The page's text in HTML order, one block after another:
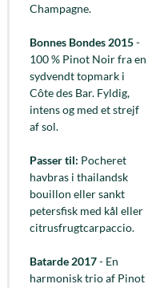
Champagne.
Bonnes Bondes 2015-
100 % Pinot Noir fra en
sydvendt topmark i
Côte des Bar. Fyldig,
intens og med et strejf
af sol.
Passer til: Pocheret
havbras i thailandsk
bouillon eller sankt
petersfisk med kål eller
citrusfrugtcarpaccio.
Batarde 2017- En
harmonisk trio af Pinot